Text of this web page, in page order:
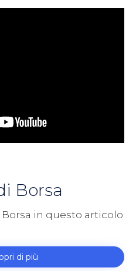
Borsa
in questo articolo
di più